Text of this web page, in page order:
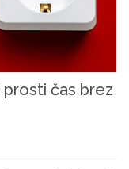
čas brez